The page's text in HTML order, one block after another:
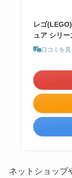
レゴ
ュア シリ
口コミを見
ネットショップ